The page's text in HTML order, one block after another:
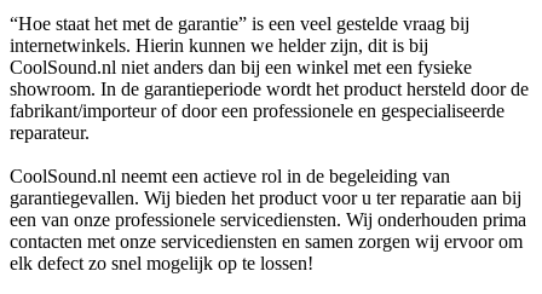
“Hoe staat het met de garantie” is een veel gestelde vraag bij
internetwinkels. Hierin kunnen we helder zijn, dit is bij
CoolSound.nl niet anders dan bij een winkel met een fysieke
showroom. In de garantieperiode wordt het product hersteld door de
fabrikant/importeur of door een professionele en gespecialiseerde
reparateur.
CoolSound.nl neemt een actieve rol in de begeleiding van
garantiegevallen. Wij bieden het product voor u ter reparatie aan bij
een van onze professionele servicediensten. Wij onderhouden prima
contacten met onze servicediensten en samen zorgen wij ervoor om
elk defect zo snel mogelijk op te lossen!